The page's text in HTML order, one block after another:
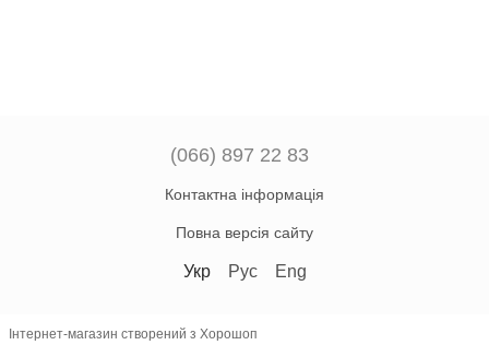
(066) 897 22 83
Контактна інформація
Повна версія сайту
Укр Рус Eng
Інтернет-магазин створений з Хорошоп